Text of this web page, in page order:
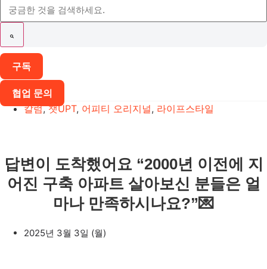
구독
협업 문의
칼럼,챗UPT, 어피티 오리지널, 라이프스타일
답변이 도착했어요 “2000년 이전에 지
어진 구축 아파트 살아보신 분들은 얼
마나 만족하시나요?”💌
2025년 3월 3일 (월)